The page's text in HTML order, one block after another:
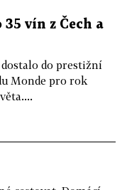
vín z Čech a
dostalo do prestižní
Monde pro rok